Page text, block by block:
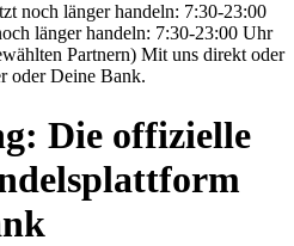
noch länger handeln: 7:30-23:00
länger handeln: 7:30-23:00 Uhr
Partnern) Mit uns direkt oder
oder Deine Bank.
Die offizielle